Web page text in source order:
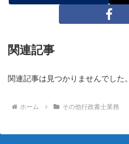
関連記事
関連記事は見つかりませんでした。
ホーム その他行政書士業務